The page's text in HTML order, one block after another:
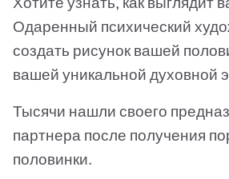
Одаренный психический
создать рисунок вашей
вашей уникальной духовной
Тысячи нашли своего
партнера после получения
половинки.